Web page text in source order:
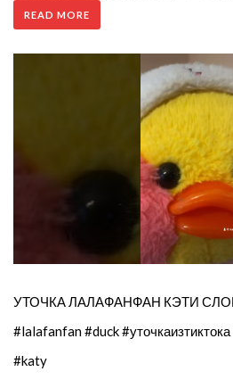
READ MORE
УТОЧКА ЛАЛАФАНФАН КЭТИ
#lalafanfan #duck
#katy